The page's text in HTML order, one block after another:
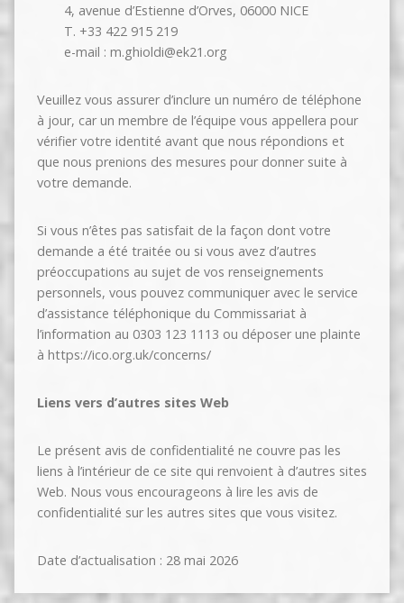
4, avenue d’Estienne d’Orves, 06000 NICE
T. +33 422 915 219
e-mail : m.ghioldi@ek21.org
Veuillez vous assurer d’inclure un numéro de téléphone
à jour, car un membre de l’équipe vous appellera pour
vérifier votre identité avant que nous répondions et
que nous prenions des mesures pour donner suite à
votre demande.
Si vous n’êtes pas satisfait de la façon dont votre
demande a été traitée ou si vous avez d’autres
préoccupations au sujet de vos renseignements
personnels, vous pouvez communiquer avec le service
d’assistance téléphonique du Commissariat à
l’information au 0303 123 1113 ou déposer une plainte
à https://ico.org.uk/concerns/
Liens vers d’autres sites Web
Le présent avis de confidentialité ne couvre pas les
liens à l’intérieur de ce site qui renvoient à d’autres sites
Web. Nous vous encourageons à lire les avis de
confidentialité sur les autres sites que vous visitez.
Date d’actualisation : 28 mai 2026